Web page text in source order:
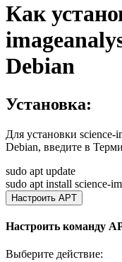
Как
Debian
Установка:
Для установки science-
Debian, введите в
sudo apt update
sudo apt install science-
Настроить APT
Настроить команду
Выберите действие: